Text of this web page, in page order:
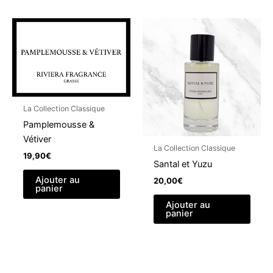
La Collection Classique
Pamplemousse &
Vétiver
19,90€
Ajouter au
panier
La Collection Classique
Santal et Yuzu
20,00€
Ajouter au
panier